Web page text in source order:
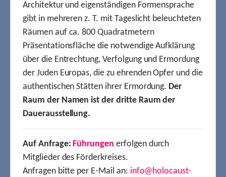
Architektur und eigenständigen Formensprache
gibt in mehreren z. T. mit Tageslicht beleuchteten
Räumen auf ca. 800 Quadratmetern
Präsentationsfläche die notwendige Aufklärung
über die Entrechtung, Verfolgung und Ermordung
der Juden Europas, die zu ehrenden Opfer und die
authentischen Stätten ihrer Ermordung. Der
Raum der Namen ist der dritte Raum der
Dauerausstellung.
Auf Anfrage: Führungen erfolgen durch
Mitglieder des Förderkreises.
Anfragen bitte per E-Mail an: info@holocaust-